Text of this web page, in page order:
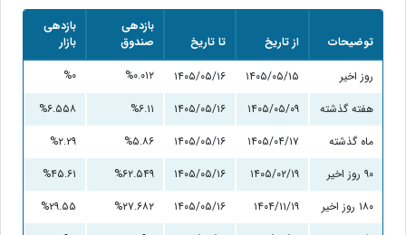
توضیحات از تاریخ تا تاریخ
بازدهی
صندوق
بازدهی
بازار
روز اخیر
۱۴۰۵/۰۵/۱۵ ۱۴۰۵/۰۵/۱۶ %۰.۰۱۲
%۰
هفته گذشته
۱۴۰۵/۰۵/۰۹ ۱۴۰۵/۰۵/۱۶ %۶.۱۱
%۶.۵۵۸
ماه گذشته
۱۴۰۵/۰۴/۱۷ ۱۴۰۵/۰۵/۱۶ %۵.۸۶
%۲.۲۹
۹۰ روز اخیر
۱۴۰۵/۰۲/۱۹ ۱۴۰۵/۰۵/۱۶ %۶۲.۵۴۹
%۴۵.۶۱
۱۸۰ روز اخیر
۱۴۰۴/۱۱/۱۹ ۱۴۰۵/۰۵/۱۶ %۲۷.۶۸۲
%۲۹.۵۵